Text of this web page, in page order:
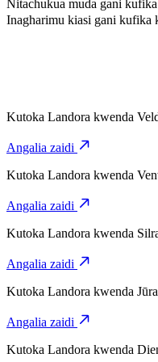
Reņķa dārzs iko umbali wa
Nitachukua muda gani
Inachukua takriban dakika 5
Inagharimu kiasi gani kufika
Kutoka Landora kwenda
Angalia zaidi
Kutoka Landora kwenda
Angalia zaidi
Kutoka Landora kwenda
Angalia zaidi
Kutoka Landora kwenda
Angalia zaidi
Kutoka Landora kwenda